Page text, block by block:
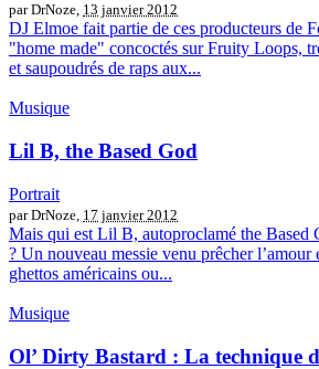
par DrNoze, 13 janvier 2012
DJ Elmoe fait partie de ces producteurs de
"home made" concoctés sur Fruity Loops,
et saupoudrés de raps aux...
Musique
Lil B, the Based God
Portrait
par DrNoze, 17 janvier 2012
Mais qui est Lil B, autoproclamé the Based
? Un nouveau messie venu prêcher l’amour
ghettos américains ou...
Musique
Ol’ Dirty Bastard : La technique